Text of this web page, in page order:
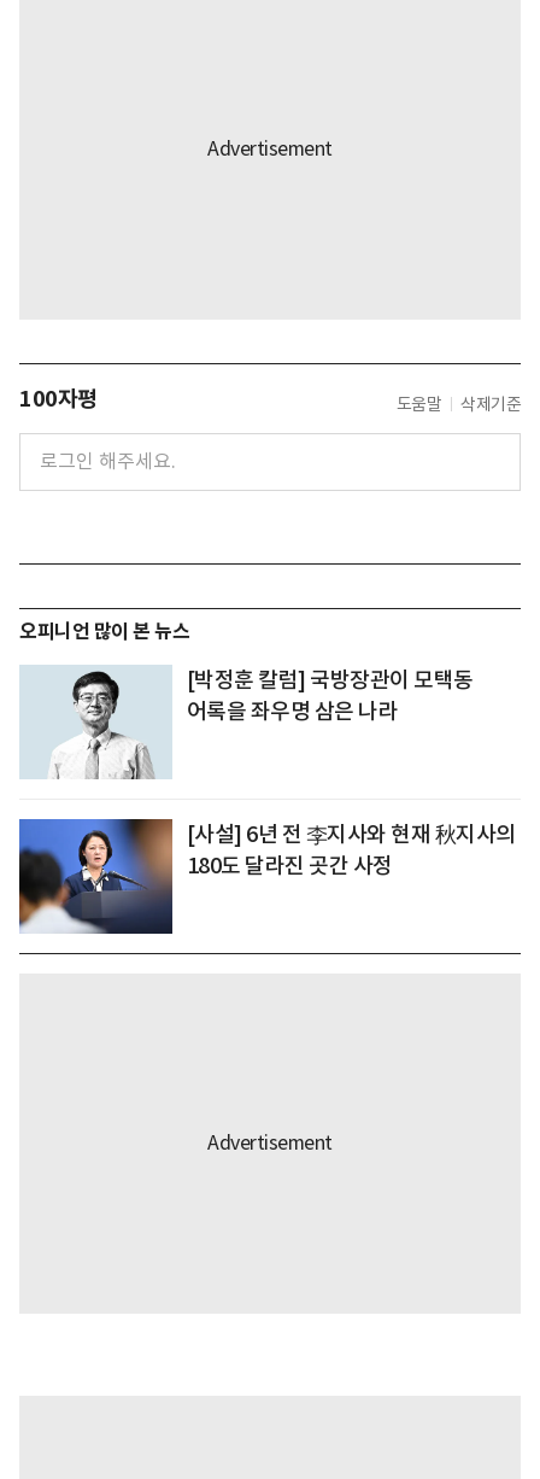
100자평 도움말 삭제기준
오피니언 많이 본 뉴스
[박정훈 칼럼] 국방장관이 모택동
어록을 좌우명 삼은 나라
[사설] 6년 전 李지사와 현재 秋지사의
180도 달라진 곳간 사정